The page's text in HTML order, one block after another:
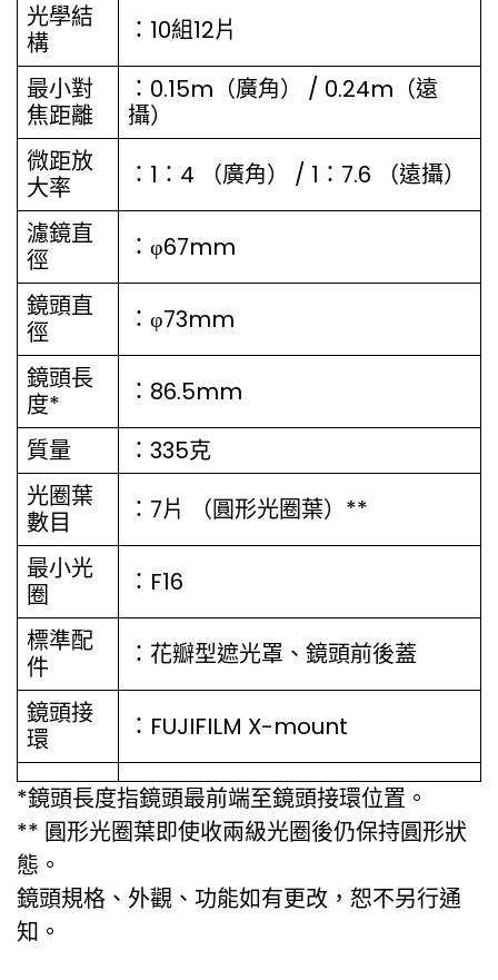
光學結
構
：10組12片
最小對
焦距離
：0.15m（廣角） / 0.24m（遠
攝）
微距放
大率
：1：4 （廣角） / 1：7.6 （遠攝）
濾鏡直
徑
：φ67mm
鏡頭直
徑
：φ73mm
鏡頭長
度*
：86.5mm
質量
：335克
光圈葉
數目
：7片 （圓形光圈葉）**
最小光
圈
：F16
標準配
件
：花瓣型遮光罩、鏡頭前後蓋
鏡頭接
環
：FUJIFILM X-mount
*鏡頭長度指鏡頭最前端至鏡頭接環位置。
** 圓形光圈葉即使收兩級光圈後仍保持圓形狀
態。
鏡頭規格、外觀、功能如有更改，恕不另行通
知。